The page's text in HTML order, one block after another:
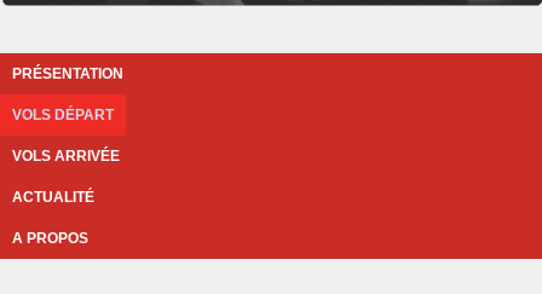
PRÉSENTATION
VOLS DÉPART
VOLS ARRIVÉE
ACTUALITÉ
A PROPOS